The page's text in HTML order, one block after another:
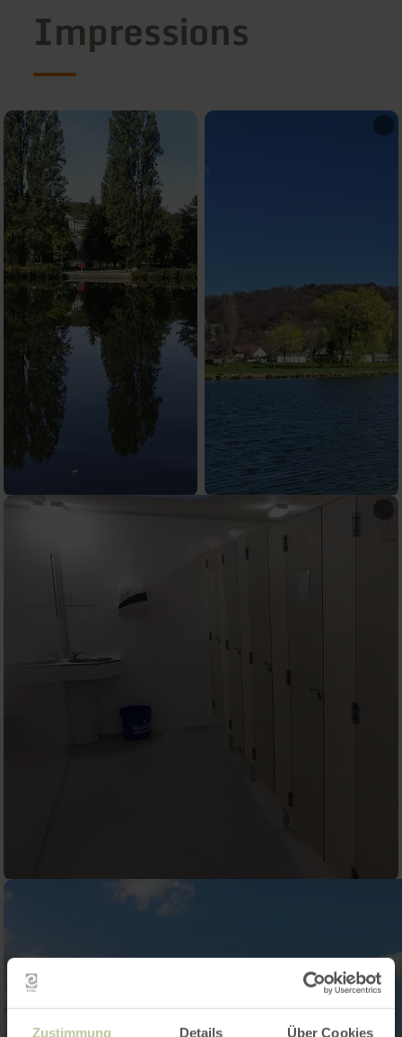
Zustimmung Details Über Cookies
Impressions